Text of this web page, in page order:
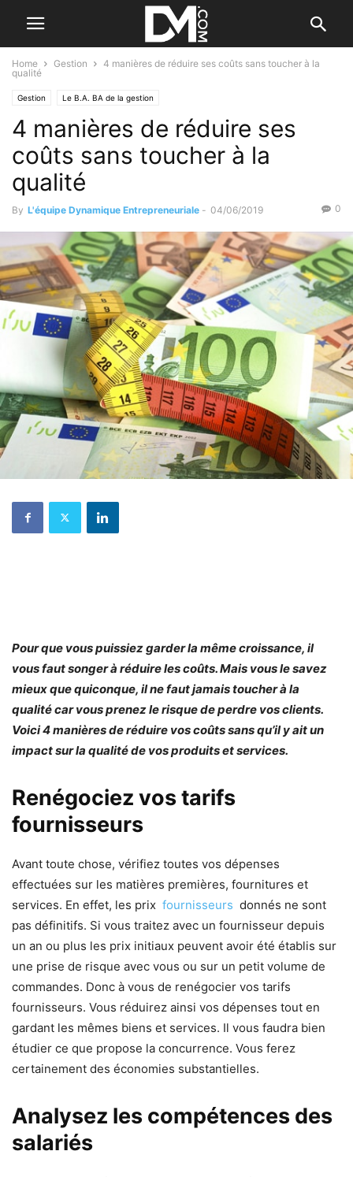
Home Gestion
4 manières de réduire ses coûts sans toucher à la
qualité
Gestion Le B.A. BA de la gestion
4 manières de réduire ses
coûts sans toucher à la
qualité
By L'équipe Dynamique Entrepreneuriale - 04/06/2019 0
Pour que vous puissiez garder la même croissance, il
vous faut songer à réduire les coûts. Mais vous le savez
mieux que quiconque, il ne faut jamais toucher à la
qualité car vous prenez le risque de perdre vos clients.
Voici 4 manières de réduire vos coûts sans qu’il y ait un
impact sur la qualité de vos produits et services.
Renégociez vos tarifs
fournisseurs
Avant toute chose, vérifiez toutes vos dépenses
effectuées sur les matières premières, fournitures et
services. En effet, les prix fournisseurs donnés ne sont
pas définitifs. Si vous traitez avec un fournisseur depuis
un an ou plus les prix initiaux peuvent avoir été établis sur
une prise de risque avec vous ou sur un petit volume de
commandes. Donc à vous de renégocier vos tarifs
fournisseurs. Vous réduirez ainsi vos dépenses tout en
gardant les mêmes biens et services. Il vous faudra bien
étudier ce que propose la concurrence. Vous ferez
certainement des économies substantielles.
Analysez les compétences des
salariés